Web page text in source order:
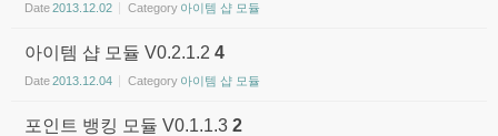
Date2013.12.02 Category 아이템 샵 모듈
아이템 샵 모듈 V0.2.1.2 4
Date2013.12.04 Category 아이템 샵 모듈
포인트 뱅킹 모듈 V0.1.1.3 2